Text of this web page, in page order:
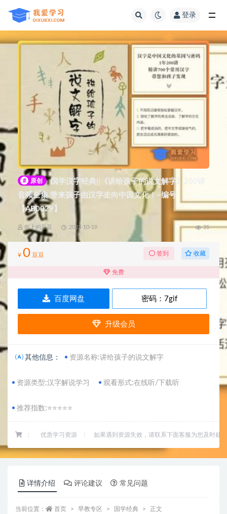
登录
# 原创
国学汉字经典||《讲给孩子的说文解字》200讲
音频全集 带来孩子由汉字走向中国文化！~编号
【AB0029】
向上的豆豆 2023-10-19 35
¥ 0 豆豆 签到 收藏
免费
百度网盘 密码： 7gif
升级会员
其他信息： 资源名称:讲给孩子的说文解字
资源类型:汉字解说学习 观看形式:在线听/下载听
推荐指数:⭐⭐⭐⭐⭐
： 优质学习资源 如果遇到资源失效，请联系下面客服为您及时处理
详情介绍 评论建议 常见问题
当前位置： 首页 早教专区 国学经典 正文